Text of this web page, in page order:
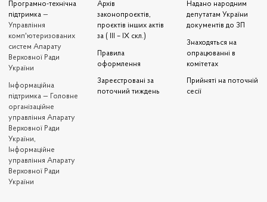
Програмно-технічна
підтримка —
Управління
комп'ютеризованих
систем Апарату
Верховної Ради
України
Iнформаційна
підтримка — Головне
організаційне
управління Апарату
Верховної Ради
України,
Інформаційне
управління Апарату
Верховної Ради
України
Архів
законопроєктів,
проєктів інших актів
за ( III – IX скл.)
Правила
оформлення
Зареєстровані за
поточний тиждень
Надано народним
депутатам України
документів до ЗП
Знаходяться на
опрацюванні в
комітетах
Прийняті на поточній
сесії